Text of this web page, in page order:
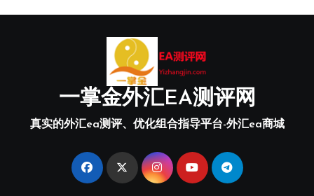
一掌金外汇EA测评网
真实的外汇ea测评、优化组合指导平台-外汇ea商城